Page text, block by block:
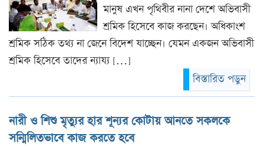
মানুষ এখন পৃথিবীর নানা দেশে অভিবাসী
শ্রমিক হিসেবে কাজ করছেন। অধিকাংশ
শ্রমিক সঠিক তথ্য না জেনে বিদেশ যাচ্ছেন। যেমন একজন অভিবাসী
শ্রমিক হিসেবে তাদের ন্যায্য […]
বিস্তারিত পড়ুন
নারী ও শিশু মৃত্যুর হার শূন্যর কোটায় আনতে সকলকে
সন্মিলিতভাবে কাজ করতে হবে